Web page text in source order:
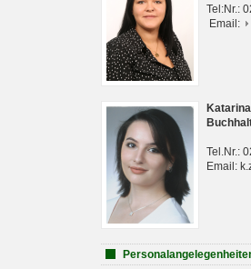
Tel:Nr.:
Email:
Tel.Nr.:
Email: